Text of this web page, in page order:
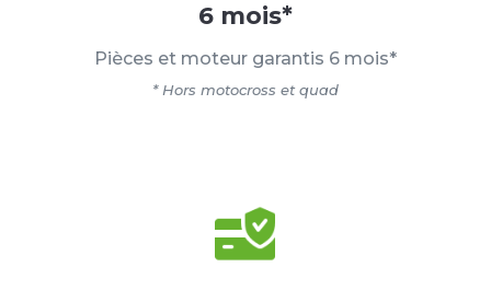
6 mois*
Pièces et moteur garantis 6 mois*
* Hors motocross et quad